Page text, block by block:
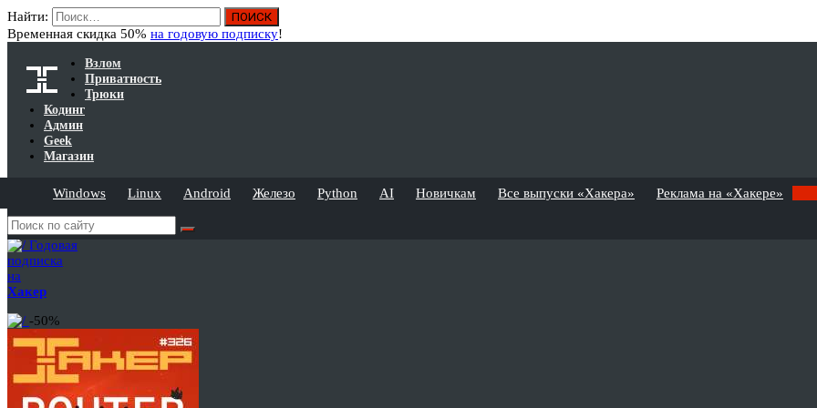
Найти:
Временная скидка 50% на годовую подписку!
Взлом
Приватность
Трюки
Кодинг
Админ
Geek
Магазин
Windows Linux Android Железо Python AI Новичкам Все выпуски «Хакера» Реклама на «Хакере»
Годовая
подписка
на
Хакер
-50%